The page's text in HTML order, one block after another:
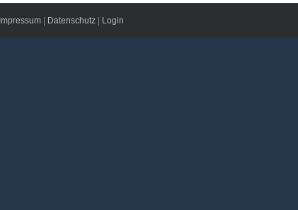
Impressum| Datenschutz| Login